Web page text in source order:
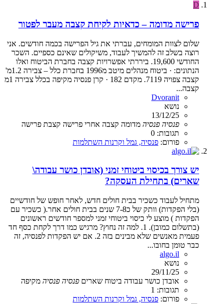
D
פרישה מדומה – כדאיות לקיחת קצבה מעבר לפטור
שלום לצוות המומחים, עברתי את גיל הפרישה בכמה חודשים. אני
רוצה בשלב זה להמשיך לעבוד, משיקולים שאינם כספיים. השכר
החודשי 19,600. ביררתי אפשרויות קצבה בחברת הביטוח ואלו
הנתונים: · ביטוח מנהלים מיטב מ1996 בחברת כלל – צבירה 1.2מ'
קצבה צפויה 7119. מקדם 182 · קרן פנסיה מקיפה בכלל צבירה 1מ
קצבה...
Dvoranit
נושא
13/12/25
פנסיה פנסיה מדומה קצבה אחרי פרישה קצבת פרישה
תגובות: 0
פורום: פנסיה, גמל וקרנות השתלמות
יש צורך בכיסוי ביטוחי זמני (אובדן כושר עבודה\
שארים) בתחילת העסקה?
מתחיל לעבוד כשכיר בבית חולים חדש, לאחר חופש של חודשיים
(בלי הפקדות) וותק של כ7-8 שנים בבית חולים אחר.( כשכיר עם
הפקדות ) מוצע לי כיסוי ביטוחי זמני למספר חודשים ראשונים
(בתשלום כמובן). 1. למה זה נחוץ? מרגיש כמו דרך לקחת כסף חד
פעמית מאנשים שלא מבינים בזה 2. אם יש הפקדות לפנסיה, זה
כבר טומן בחובו...
algo.il
נושא
29/11/25
אובדן כושר עבודה ביטוח שארים פנסיה פנסיה מקיפה
תגובות: 1
פורום: פנסיה, גמל וקרנות השתלמות